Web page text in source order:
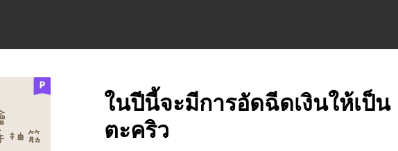
ในปีนี้จะมีการอัดฉีดเงินให้เป็น
ตะคริว